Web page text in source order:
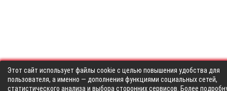
Этот сайт использует файлы cookie с целью повышения удобства для
пользователя, а именно — дополнения функциями социальных сетей,
статистического анализа и выбора сторонних сервисов. Более